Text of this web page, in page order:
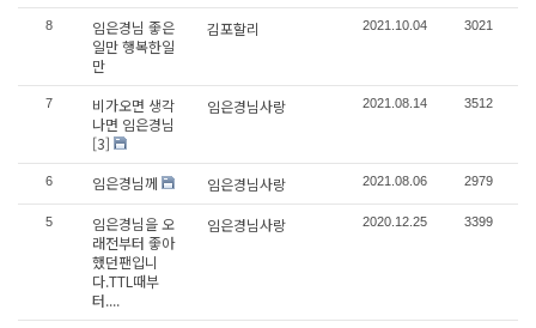
8
임은경님 좋은
일만 행복한일
만
김포할리 2021.10.04 3021
7
비가오면 생각
나면 임은경님
[3]
임은경님사랑 2021.08.14 3512
6 임은경님께 임은경님사랑 2021.08.06 2979
5
임은경님을 오
래전부터 좋아
했던팬입니
다.TTL때부
터....
임은경님사랑 2020.12.25 3399